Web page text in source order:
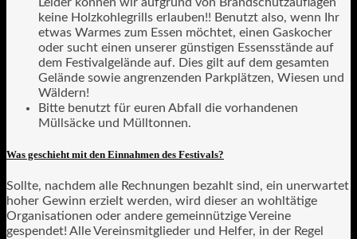
keine Holzkohlegrills erlauben!! Benutzt also, wenn Ihr
etwas Warmes zum Essen möchtet, einen Gaskocher
oder sucht einen unserer günstigen Essensstände auf
dem Festivalgelände auf. Dies gilt auf dem gesamten
Gelände sowie angrenzenden Parkplätzen, Wiesen und
Wäldern!
Bitte benutzt für euren Abfall die vorhandenen
Müllsäcke und Mülltonnen.
Was geschieht mit den Einnahmen des Festivals?
Sollte, nachdem alle Rechnungen bezahlt sind, ein unerwartet
hoher Gewinn erzielt werden, wird dieser an wohltätige
Organisationen oder andere gemeinnützige Vereine
gespendet! Alle Vereinsmitglieder und Helfer, in der Regel